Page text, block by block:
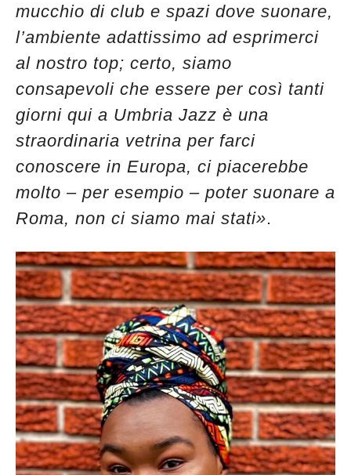
mucchio di club e spazi dove suonare,
l’ambiente adattissimo ad esprimerci
al nostro top; certo, siamo
consapevoli che essere per così tanti
giorni qui a Umbria Jazz è una
straordinaria vetrina per farci
conoscere in Europa, ci piacerebbe
molto – per esempio – poter suonare a
Roma, non ci siamo mai stati».